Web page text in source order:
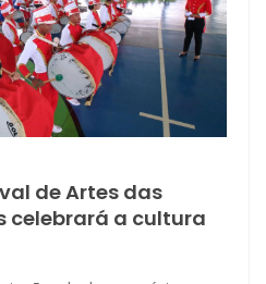
de Artes das
celebrará a cultura